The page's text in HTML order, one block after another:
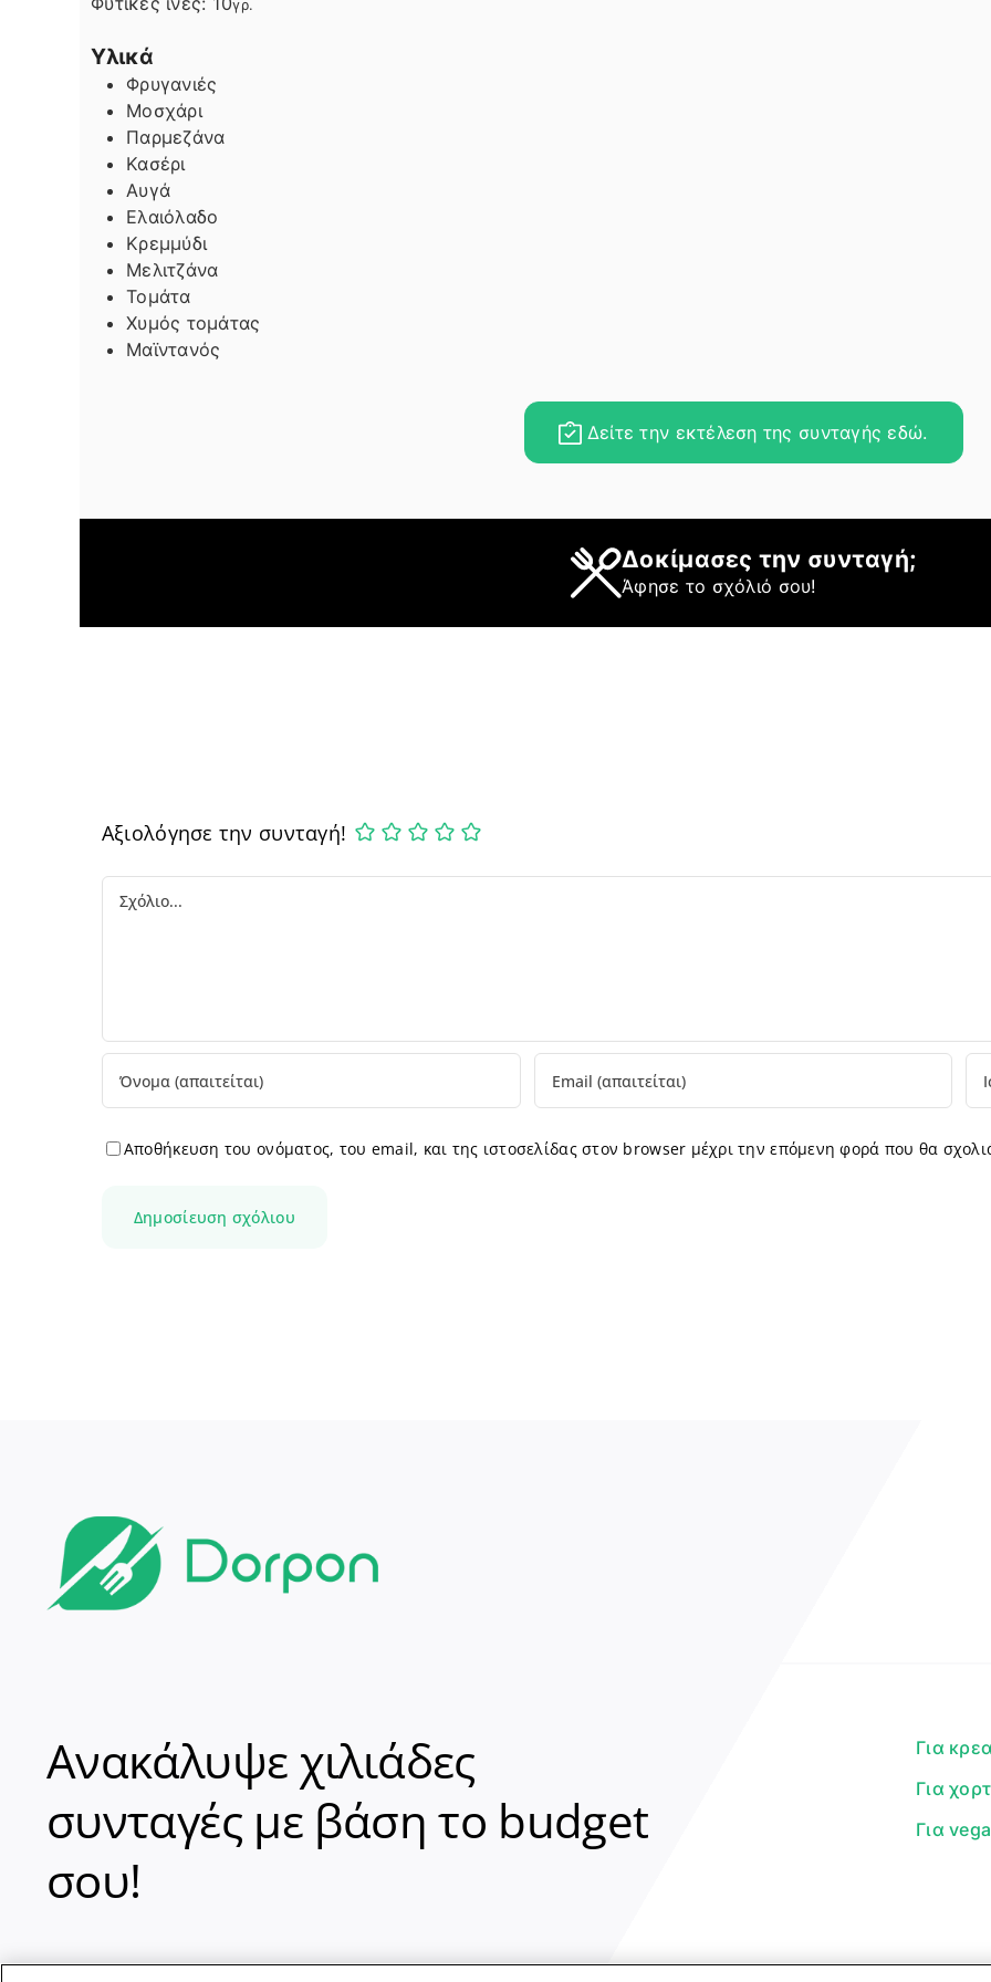
γρ.
Υλικά
Φρυγανιές
Μοσχάρι
Παρμεζάνα
Κασέρι
Αυγά
Ελαιόλαδο
Κρεμμύδι
Μελιτζάνα
Τομάτα
Χυμός τομάτας
Μαϊντανός
Δείτε την εκτέλεση της συνταγής εδώ.
Δοκίμασες την συνταγή;
Άφησε το σχόλιό σου!
Αξιολόγησε την συνταγή!
Comment
Αποθήκευση του ονόματος, του email, και της ιστοσελίδας στον browser μέχρι την επόμενη φορά που θα
Ανακάλυψε χιλιάδες
συνταγές με βάση το budget
σου!
Για
Για
Για